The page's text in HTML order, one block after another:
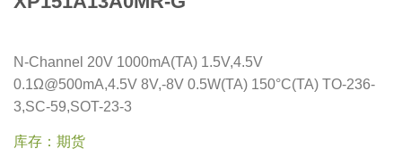
N-Channel 20V 1000mA(TA) 1.5V,4.5V
0.1Ω@500mA,4.5V 8V,-8V 0.5W(TA) 150°C(TA) TO-236-
3,SC-59,SOT-23-3
库存：期货